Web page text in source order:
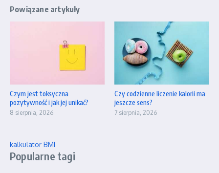
Powiązane artykuły
Czym jest toksyczna
pozytywność i jak jej unikać?
8 sierpnia, 2026
Czy codzienne liczenie kalorii ma
jeszcze sens?
7 sierpnia, 2026
kalkulator BMI
Popularne tagi